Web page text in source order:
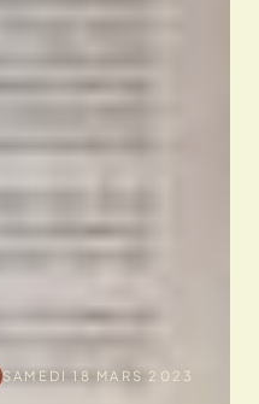
SAMEDI 18 MARS 2023